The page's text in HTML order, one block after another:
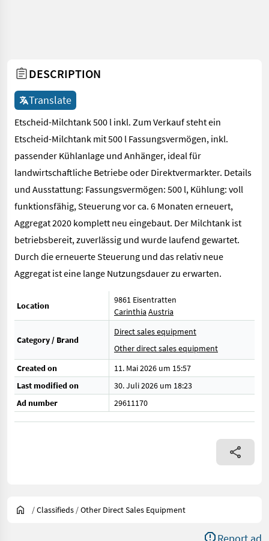
DESCRIPTION
Translate
Etscheid-Milchtank 500 l inkl. Zum Verkauf steht ein
Etscheid-Milchtank mit 500 l Fassungsvermögen, inkl.
passender Kühlanlage und Anhänger, ideal für
landwirtschaftliche Betriebe oder Direktvermarkter. Details
und Ausstattung: Fassungsvermögen: 500 l, Kühlung: voll
funktionsfähig, Steuerung vor ca. 6 Monaten erneuert,
Aggregat 2020 komplett neu eingebaut. Der Milchtank ist
betriebsbereit, zuverlässig und wurde laufend gewartet.
Durch die erneuerte Steuerung und das relativ neue
Aggregat ist eine lange Nutzungsdauer zu erwarten.
Location
9861 Eisentratten
Carinthia Austria
Category / Brand
Direct sales equipment
Other direct sales equipment
Created on
11. Mai 2026 um 15:57
Last modified on
30. Juli 2026 um 18:23
Ad number
29611170
/Classifieds /Other Direct Sales Equipment